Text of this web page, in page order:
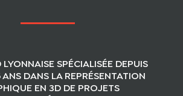
SPÉCIALISÉE DEPUIS
ANS DANS LA REPRÉSENTATION
EN 3D DE PROJETS